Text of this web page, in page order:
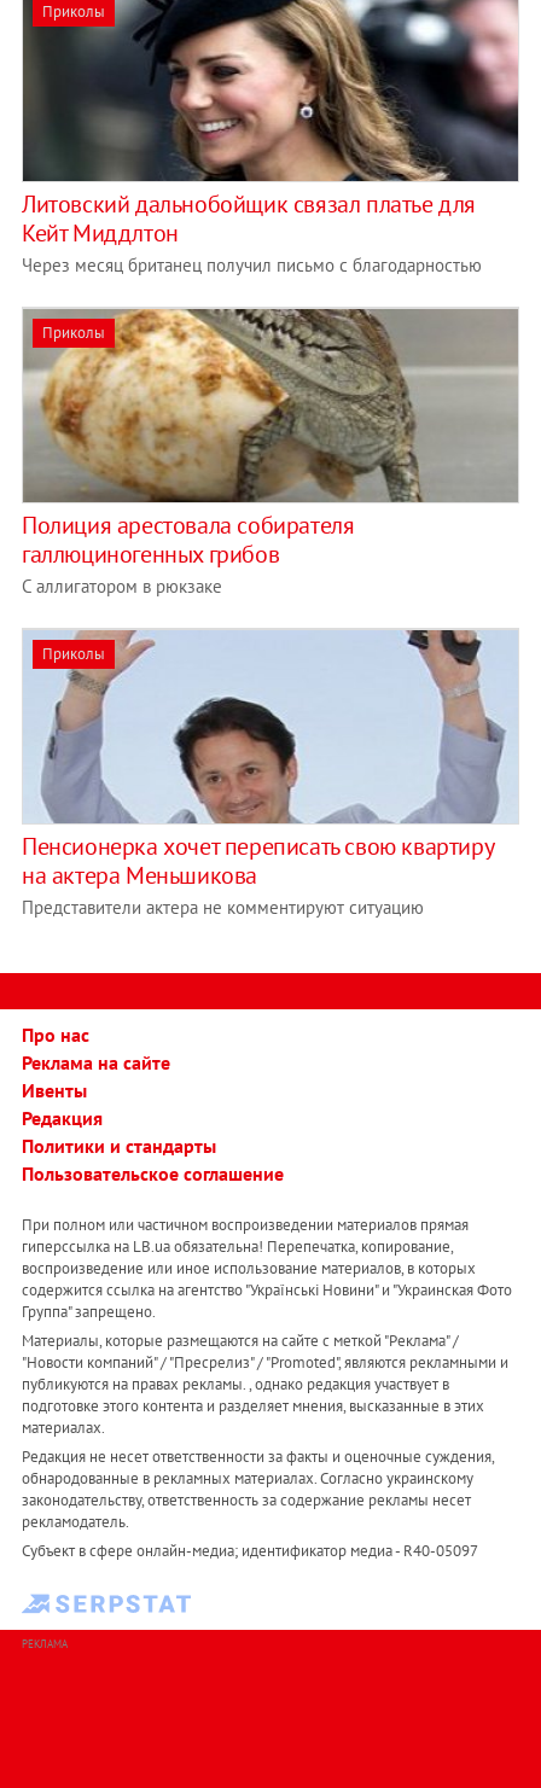
Приколы
Литовский дальнобойщик связал платье для
Кейт Миддлтон
Через месяц британец получил письмо с благодарностью
Приколы
Полиция арестовала собирателя
галлюциногенных грибов
С аллигатором в рюкзаке
Приколы
Пенсионерка хочет переписать свою квартиру
на актера Меньшикова
Представители актера не комментируют ситуацию
Про нас
Реклама на сайте
Ивенты
Редакция
Политики и стандарты
Пользовательское соглашение
При полном или частичном воспроизведении материалов прямая
гиперссылка на LB.ua обязательна! Перепечатка, копирование,
воспроизведение или иное использование материалов, в которых
содержится ссылка на агентство "Українськi Новини" и "Украинская Фото
Группа" запрещено.
Материалы, которые размещаются на сайте с меткой "Реклама" /
"Новости компаний" / "Пресрелиз" / "Promoted", являются рекламными и
публикуются на правах рекламы. , однако редакция участвует в
подготовке этого контента и разделяет мнения, высказанные в этих
материалах.
Редакция не несет ответственности за факты и оценочные суждения,
обнародованные в рекламных материалах. Согласно украинскому
законодательству, ответственность за содержание рекламы несет
рекламодатель.
Субъект в сфере онлайн-медиа; идентификатор медиа - R40-05097
РЕКЛАМА